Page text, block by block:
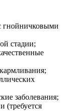
гнойничковыми
стадии;
заболевания;
(требуется